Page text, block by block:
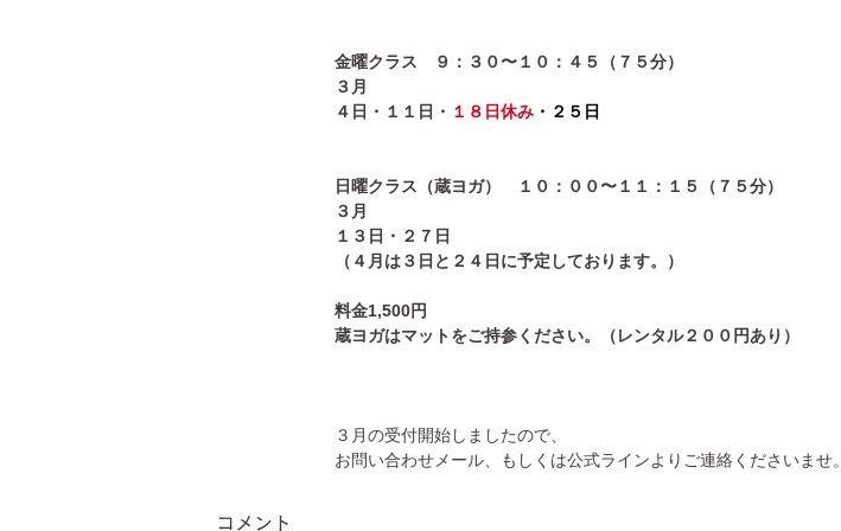
金曜クラス　９：３０〜１０：４５（７５分）
３月
４日・１１日・ １８日休み ・２５日
日曜クラス（蔵ヨガ）　１０：００〜１１：１５（７５分）
３月
１３日・２７日
（４月は３日と２４日に予定しております。）
料金1,500円
蔵ヨガはマットをご持参ください。（レンタル２００円あり）
３月の受付開始しましたので、
お問い合わせメール、もしくは公式ラインよりご連絡くださいませ。
コメント